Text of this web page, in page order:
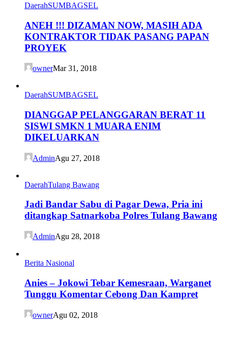
DaerahSUMBAGSEL
ANEH !!! DIZAMAN NOW, MASIH ADA
KONTRAKTOR TIDAK PASANG PAPAN
PROYEK
ownerMar 31, 2018
DaerahSUMBAGSEL
DIANGGAP PELANGGARAN BERAT 11
SISWI SMKN 1 MUARA ENIM
DIKELUARKAN
AdminAgu 27, 2018
DaerahTulang Bawang
Jadi Bandar Sabu di Pagar Dewa, Pria ini
ditangkap Satnarkoba Polres Tulang Bawang
AdminAgu 28, 2018
Berita Nasional
Anies – Jokowi Tebar Kemesraan, Warganet
Tunggu Komentar Cebong Dan Kampret
ownerAgu 02, 2018